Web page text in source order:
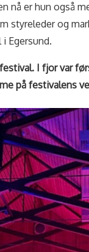
nå er hun også
styreleder og
Egersund.
I fjor var
på festivalens